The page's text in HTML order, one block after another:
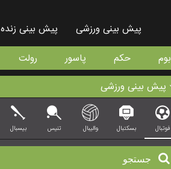
پیش بینی ورزشی پیش بینی زنده
بوم حکم پاسور رولت
پیش بینی ورزشی
فوتبال بسکتبال والیبال تنیس بیسبال